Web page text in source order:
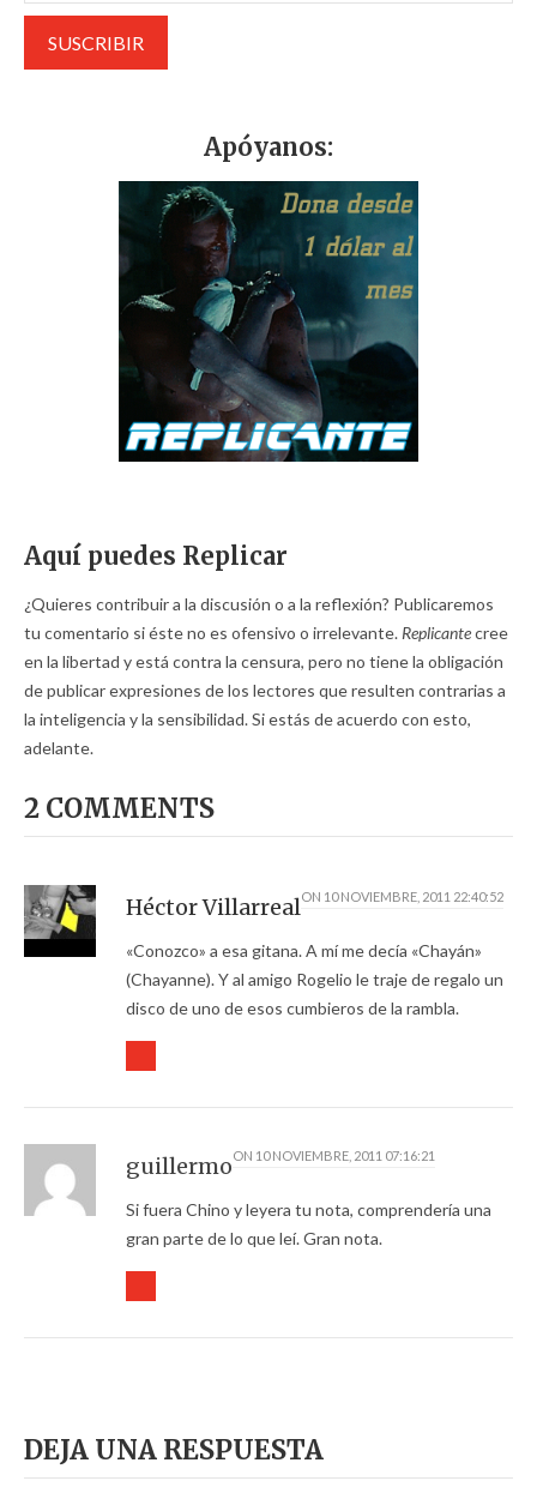
Apóyanos:
Aquí puedes Replicar
¿Quieres contribuir a la discusión o a la reflexión? Publicaremos
tu comentario si éste no es ofensivo o irrelevante. Replicantecree
en la libertad y está contra la censura, pero no tiene la obligación
de publicar expresiones de los lectores que resulten contrarias a
la inteligencia y la sensibilidad. Si estás de acuerdo con esto,
adelante.
2 COMMENTS
Héctor VillarrealON 10 NOVIEMBRE, 2011 22:40:52
«Conozco» a esa gitana. A mí me decía «Chayán»
(Chayanne). Y al amigo Rogelio le traje de regalo un
disco de uno de esos cumbieros de la rambla.
guillermoON 10 NOVIEMBRE, 2011 07:16:21
Si fuera Chino y leyera tu nota, comprendería una
gran parte de lo que leí. Gran nota.
DEJA UNA RESPUESTA